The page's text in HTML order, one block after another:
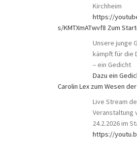
Kirchheim
https://
s/KMTXmATwvf8 Zum
Unsere junge
kämpft für die
– ein Gedicht
Dazu ein
Carolin Lex zum Wesen der
Live Stream
Veranstaltung
24.2.2026 im
https://